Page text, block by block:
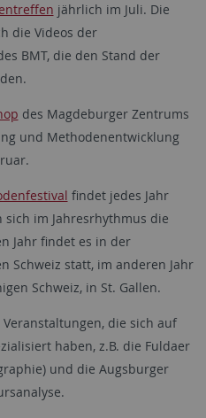
jährlich im Juli. Die
die Videos der
BMT, die den Stand der
des Magdeburger Zentrums
und Methodenentwicklung
findet jedes Jahr
sich im Jahresrhythmus die
Jahr findet es in der
Schweiz statt, im anderen Jahr
Schweiz, in St. Gallen.
die sich auf
haben, z.B. die Fuldaer
und die Augsburger